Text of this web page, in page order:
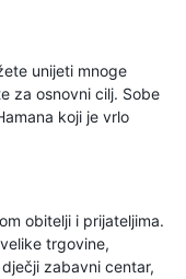
unijeti mnoge
za osnovni cilj. Sobe
koji je vrlo
obitelji i prijateljima.
trgovine,
zabavni centar,